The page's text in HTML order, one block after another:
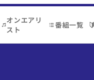
オンエアリ
スト
番組一覧